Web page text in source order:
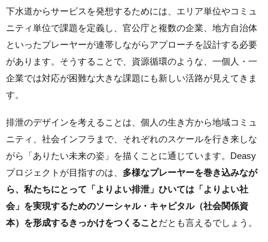
下水道からサービスを発想するためには、エリア単位やコミュ
ニティ単位で課題を定義し、官公庁と複数の企業、地方自治体
といったプレーヤーが連帯しながらアプローチを設計する必要
があります。そうすることで、資源循環のような、一個人・一
企業では対応が困難な大きな課題にも新しい活路が見えてきま
す。
排泄のデザインを考えることは、個人の生き方から地域コミュ
ニティ、社会インフラまで、それぞれのスケールを行き来しな
がら「ありたい未来の姿」を描くことに通じています。Deasy
プロジェクトが目指すのは、 多様なプレーヤーを巻き込みなが
ら、私たちにとって「よりよい排泄」ひいては「よりよい社
会」を実現するためのソーシャル・キャピタル（社会関係資
本）を形成するきっかけをつくることだとも言えるでしょう。